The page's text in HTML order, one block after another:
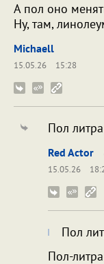
А пол оно
Ну, там,
Michaell
15.05.26
15:28
Пол
Red Actor
15.05.26
Пол
Пол-литра